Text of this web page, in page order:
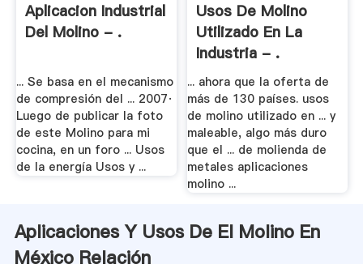
Aplicacion Industrial
Del Molino - .
... Se basa en el mecanismo
de compresión del ... 2007·
Luego de publicar la foto
de este Molino para mi
cocina, en un foro ... Usos
de la energía Usos y ...
Usos De Molino
Utilizado En La
Industria - .
... ahora que la oferta de
más de 130 países. usos
de molino utilizado en ... y
maleable, algo más duro
que el ... de molienda de
metales aplicaciones
molino ...
Aplicaciones Y Usos De El Molino En
México Relación